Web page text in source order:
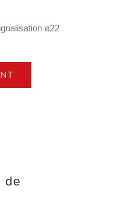
ø22
de